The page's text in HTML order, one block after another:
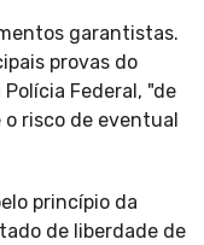
garantistas.
provas do
Federal, "de
risco de eventual
princípio da
de liberdade de